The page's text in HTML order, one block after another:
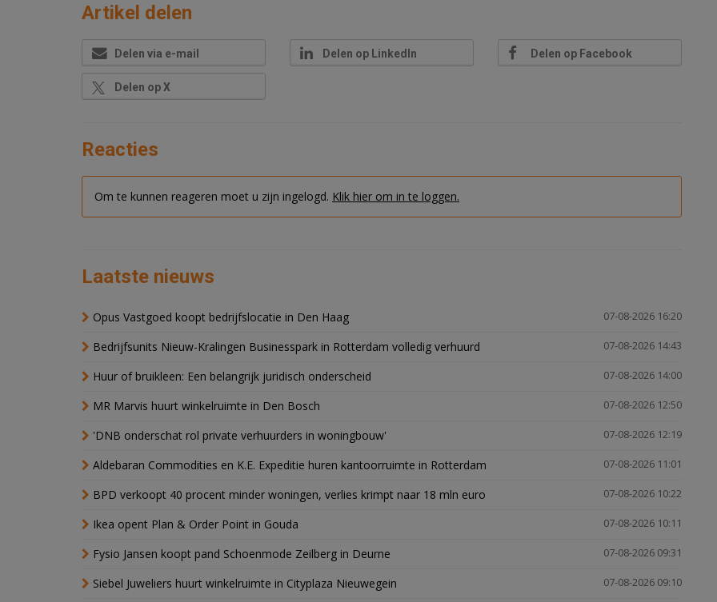
Artikel delen
Delen via e-mail Delen op LinkedIn Delen op Facebook
Delen op X
Reacties
Om te kunnen reageren moet u zijn ingelogd. Klik hier om in te loggen.
Laatste nieuws
07-08-2026 16:20
Opus Vastgoed koopt bedrijfslocatie in Den Haag
07-08-2026 14:43
Bedrijfsunits Nieuw-Kralingen Businesspark in Rotterdam volledig verhuurd
07-08-2026 14:00
Huur of bruikleen: Een belangrijk juridisch onderscheid
07-08-2026 12:50
MR Marvis huurt winkelruimte in Den Bosch
07-08-2026 12:19
'DNB onderschat rol private verhuurders in woningbouw'
07-08-2026 11:01
Aldebaran Commodities en K.E. Expeditie huren kantoorruimte in Rotterdam
07-08-2026 10:22
BPD verkoopt 40 procent minder woningen, verlies krimpt naar 18 mln euro
07-08-2026 10:11
Ikea opent Plan & Order Point in Gouda
07-08-2026 09:31
Fysio Jansen koopt pand Schoenmode Zeilberg in Deurne
07-08-2026 09:10
Siebel Juweliers huurt winkelruimte in Cityplaza Nieuwegein